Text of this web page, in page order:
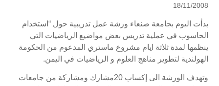
18/11/2008
بدأت اليوم بجامعة صنعاء ورشة عمل تدريبية حول “استخدام
الحاسوب في عملية تدريس بعض مواضيع الرياضيات التي
ينظمها لمدة ثلاثة ايام مشروع ماستري المدعوم من الحكومة
الهولندية لتطوير مناهج العلوم و الرياضيات في اليمن.
وتهدف الورشة الى إكساب 20مشارك ومشاركة من جامعات